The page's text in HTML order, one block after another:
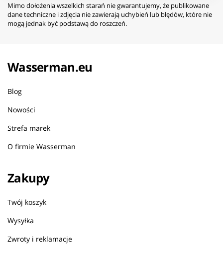
Mimo dołożenia wszelkich starań nie gwarantujemy, że publikowane
dane techniczne i zdjęcia nie zawierają uchybień lub błędów, które nie
mogą jednak być podstawą do roszczeń.
Wasserman.eu
Blog
Nowości
Strefa marek
O firmie Wasserman
Zakupy
Twój koszyk
Wysyłka
Zwroty i reklamacje